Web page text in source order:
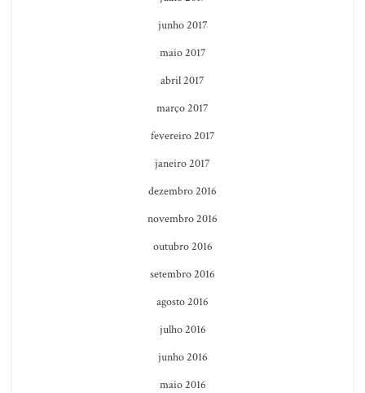
junho 2017
maio 2017
abril 2017
março 2017
fevereiro 2017
janeiro 2017
dezembro 2016
novembro 2016
outubro 2016
setembro 2016
agosto 2016
julho 2016
junho 2016
maio 2016